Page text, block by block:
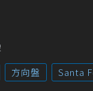
方向盤 Santa